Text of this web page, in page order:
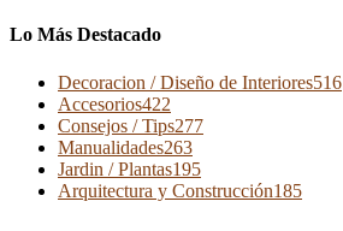
Lo Más Destacado
Decoracion / Diseño de Interiores516
Accesorios422
Consejos / Tips277
Manualidades263
Jardin / Plantas195
Arquitectura y Construcción185